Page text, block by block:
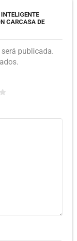
INTELIGENTE
CARCASA DE
publicada.